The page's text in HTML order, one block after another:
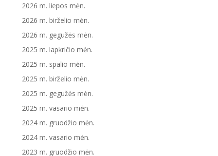
2026 m. liepos mėn.
2026 m. birželio mėn.
2026 m. gegužės mėn.
2025 m. lapkričio mėn.
2025 m. spalio mėn.
2025 m. birželio mėn.
2025 m. gegužės mėn.
2025 m. vasario mėn.
2024 m. gruodžio mėn.
2024 m. vasario mėn.
2023 m. gruodžio mėn.